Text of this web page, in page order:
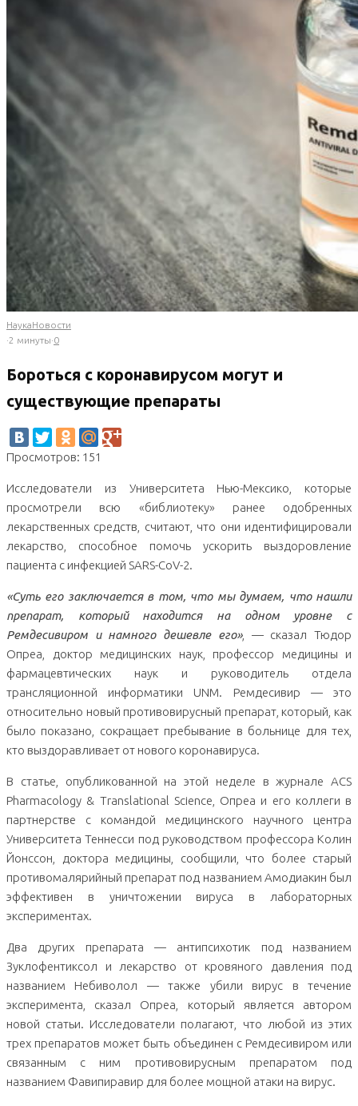
НаукаНовости
·2 минуты·0
Бороться с коронавирусом могут и
существующие препараты
Просмотров: 151
Исследователи из Университета Нью-Мексико, которые
просмотрели всю «библиотеку» ранее одобренных
лекарственных средств, считают, что они идентифицировали
лекарство, способное помочь ускорить выздоровление
пациента с инфекцией SARS-CoV-2.
«Суть его заключается в том, что мы думаем, что нашли
препарат, который находится на одном уровне с
Ремдесивиром и намного дешевле его», — сказал Тюдор
Опреа, доктор медицинских наук, профессор медицины и
фармацевтических наук и руководитель отдела
трансляционной информатики UNM. Ремдесивир — это
относительно новый противовирусный препарат, который, как
было показано, сокращает пребывание в больнице для тех,
кто выздоравливает от нового коронавируса.
В статье, опубликованной на этой неделе в журнале ACS
Pharmacology & Translational Science, Опреа и его коллеги в
партнерстве с командой медицинского научного центра
Университета Теннесси под руководством профессора Колин
Йонссон, доктора медицины, сообщили, что более старый
противомалярийный препарат под названием Амодиакин был
эффективен в уничтожении вируса в лабораторных
экспериментах.
Два других препарата — антипсихотик под названием
Зуклофентиксол и лекарство от кровяного давления под
названием Небиволол — также убили вирус в течение
эксперимента, сказал Опреа, который является автором
новой статьи. Исследователи полагают, что любой из этих
трех препаратов может быть объединен с Ремдесивиром или
связанным с ним противовирусным препаратом под
названием Фавипиравир для более мощной атаки на вирус.